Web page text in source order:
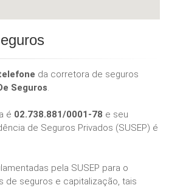
da corretora de seguros
Seguros.
é 02.738.881/0001-78 e seu
de Seguros Privados (SUSEP) é
pela SUSEP para o
de seguros e capitalização, tais